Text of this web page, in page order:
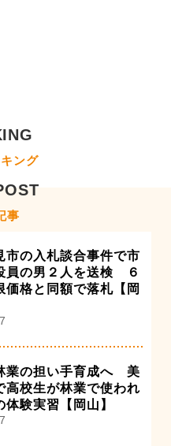
ング
事
市の入札談合事件で市
員の男２人を送検 ６
価格と同額で落札【岡
業の担い手育成へ 美
高校生が林業で使われ
験実習【岡山】